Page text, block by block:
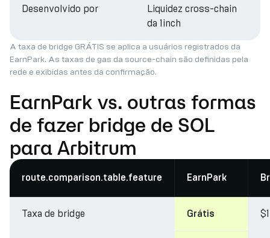
Desenvolvido por
Liquidez cross-chain
da 1inch
A taxa de bridge GRÁTIS se aplica a usuários registrados da
EarnPark. As taxas de gas da source-chain são definidas pela
rede e exibidas antes da confirmação.
EarnPark vs. outras formas
de fazer bridge de SOL
para Arbitrum
route.comparison.table.feature EarnPark
Taxa de bridge Grátis